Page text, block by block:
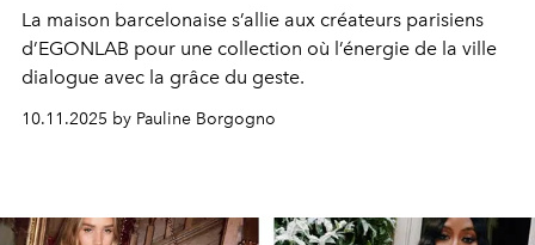
La maison barcelonaise s’allie aux créateurs parisiens
d’EGONLAB pour une collection où l’énergie de la ville
dialogue avec la grâce du geste.
10.11.2025 by Pauline Borgogno